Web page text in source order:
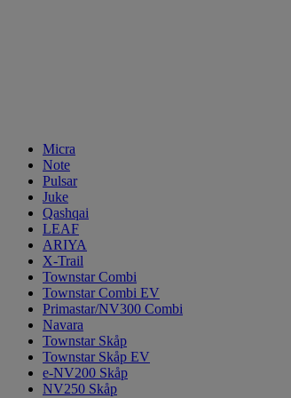
Micra
Note
Pulsar
Juke
Qashqai
LEAF
ARIYA
X-Trail
Townstar Combi
Townstar Combi EV
Primastar/NV300 Combi
Navara
Townstar Skåp
Townstar Skåp EV
e-NV200 Skåp
NV250 Skåp